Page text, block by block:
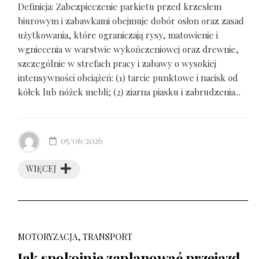
Definicja: Zabezpieczenie parkietu przed krzesłem
biurowym i zabawkami obejmuje dobór osłon oraz zasad
użytkowania, które ograniczają rysy, matowienie i
wgniecenia w warstwie wykończeniowej oraz drewnie,
szczególnie w strefach pracy i zabawy o wysokiej
intensywności obciążeń: (1) tarcie punktowe i nacisk od
kółek lub nóżek mebli; (2) ziarna piasku i zabrudzenia...
WIĘCEJ
05/06/2026
MOTORYZACJA, TRANSPORT